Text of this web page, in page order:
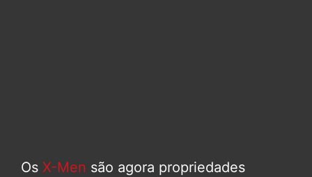
Os X-Men são agora propriedades